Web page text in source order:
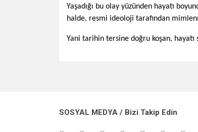
Yaşadığı bu olay yüzünden hayatı
halde, resmi ideoloji tarafından
Yani tarihin tersine doğru koşan,
Ürün açıklamasında eksik bilgiler
SOSYAL MEDYA / Bizi Takip Edin